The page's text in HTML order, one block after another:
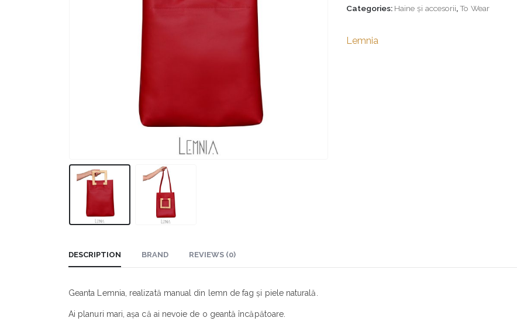
Categories: Haine și accesorii,To Wear
Lemnia
DESCRIPTION BRAND REVIEWS (0)
Geanta Lemnia, realizată manual din lemn de fag și piele naturală.
Ai planuri mari, așa că ai nevoie de o geantă încăpătoare.